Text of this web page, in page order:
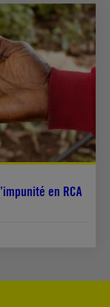
en RCA